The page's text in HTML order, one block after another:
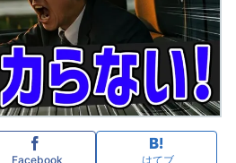
Facebook はてブ